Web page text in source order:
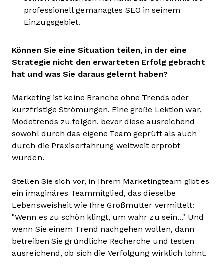
professionell gemanagtes SEO in seinem
Einzugsgebiet.
Können Sie eine Situation teilen, in der eine
Strategie nicht den erwarteten Erfolg gebracht
hat und was Sie daraus gelernt haben?
Marketing ist keine Branche ohne Trends oder
kurzfristige Strömungen. Eine große Lektion war,
Modetrends zu folgen, bevor diese ausreichend
sowohl durch das eigene Team geprüft als auch
durch die Praxiserfahrung weltweit erprobt
wurden.
Stellen Sie sich vor, in Ihrem Marketingteam gibt es
ein imaginäres Teammitglied, das dieselbe
Lebensweisheit wie Ihre Großmutter vermittelt:
"Wenn es zu schön klingt, um wahr zu sein..." Und
wenn Sie einem Trend nachgehen wollen, dann
betreiben Sie gründliche Recherche und testen
ausreichend, ob sich die Verfolgung wirklich lohnt.